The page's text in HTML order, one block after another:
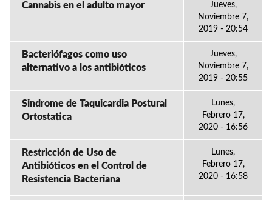
Cannabis en el adulto mayor
Jueves,
Noviembre 7,
2019 - 20:54
Bacteriófagos como uso
alternativo a los antibióticos
Jueves,
Noviembre 7,
2019 - 20:55
Sindrome de Taquicardia Postural
Ortostatica
Lunes,
Febrero 17,
2020 - 16:56
Restricción de Uso de
Antibióticos en el Control de
Resistencia Bacteriana
Lunes,
Febrero 17,
2020 - 16:58